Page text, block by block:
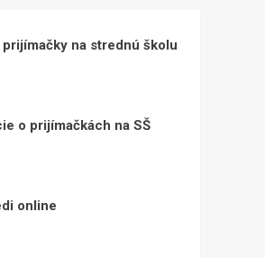
na strednú školu
o prijímačkách na SŠ
online